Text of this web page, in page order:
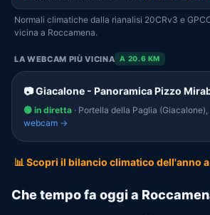
Normali climatiche dalla rianalisi 20CRv3 e
vicina a Roccamena.
LA WEBCAM PIÙ VICINA A 20.6 KM
📷 Giacalone - Panoramica Pizzo
🟢 in diretta · Portella della Paglia (Giacalone),
webcam →
📊 Scopri il bilancio climatico dell'anno
Che tempo fa oggi a